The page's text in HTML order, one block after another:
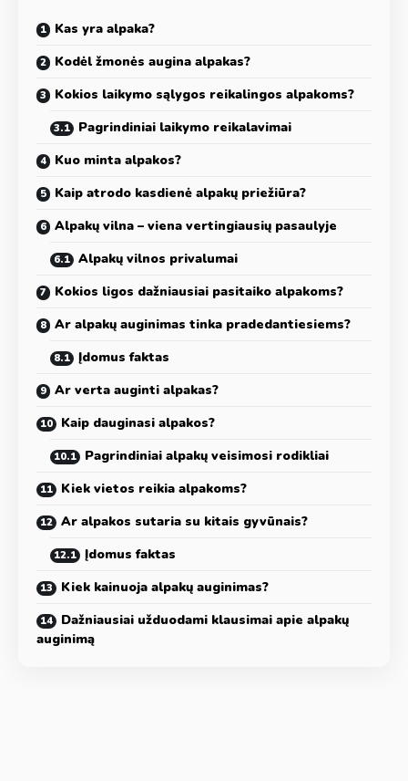
Kas yra alpaka?
Kodėl žmonės augina alpakas?
Kokios laikymo sąlygos reikalingos alpakoms?
Pagrindiniai laikymo reikalavimai
Kuo minta alpakos?
Kaip atrodo kasdienė alpakų priežiūra?
Alpakų vilna – viena vertingiausių pasaulyje
Alpakų vilnos privalumai
Kokios ligos dažniausiai pasitaiko alpakoms?
Ar alpakų auginimas tinka pradedantiesiems?
Įdomus faktas
Ar verta auginti alpakas?
Kaip dauginasi alpakos?
Pagrindiniai alpakų veisimosi rodikliai
Kiek vietos reikia alpakoms?
Ar alpakos sutaria su kitais gyvūnais?
Įdomus faktas
Kiek kainuoja alpakų auginimas?
Dažniausiai užduodami klausimai apie alpakų
auginimą